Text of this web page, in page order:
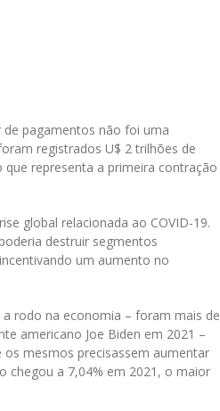
pagamentos não foi uma
registrados U$ 2 trilhões de
representa a primeira contração
global relacionada ao COVID-19.
destruir segmentos
um aumento no
rodo na economia – foram mais de
americano Joe Biden em 2021 –
mesmos precisassem aumentar
chegou a 7,04% em 2021, o maior